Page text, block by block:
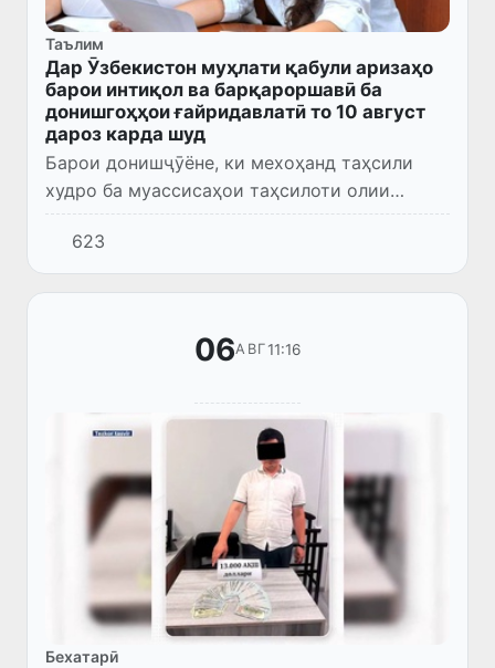
Таълим
Дар Ӯзбекистон муҳлати қабули аризаҳо
барои интиқол ва барқароршавӣ ба
донишгоҳҳои ғайридавлатӣ то 10 август
дароз карда шуд
Барои донишҷӯёне, ки мехоҳанд таҳсили
худро ба муассисаҳои таҳсилоти олии
ғайридавлатӣ интиқол диҳанд, муҳлати
қабули аризаҳо дароз карда шуд.
623
06АВГ11:16
Бехатарӣ